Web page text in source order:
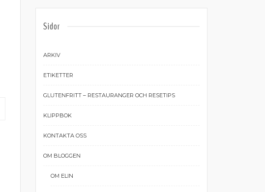
Sidor
ARKIV
ETIKETTER
GLUTENFRITT – RESTAURANGER OCH RESETIPS
KLIPPBOK
KONTAKTA OSS
OM BLOGGEN
OM ELIN